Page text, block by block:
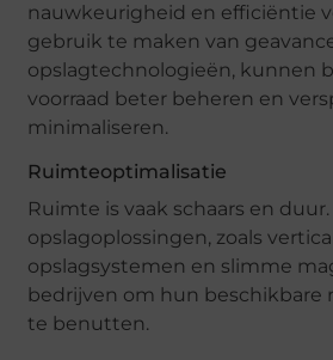
nauwkeurigheid en efficiëntie
gebruik te maken van
opslagtechnologieën, kunnen
voorraad beter beheren en
minimaliseren.
Ruimteoptimalisatie
Ruimte is vaak schaars en
opslagoplossingen, zoals
opslagsystemen en slimme
bedrijven om hun beschikbare
te benutten.